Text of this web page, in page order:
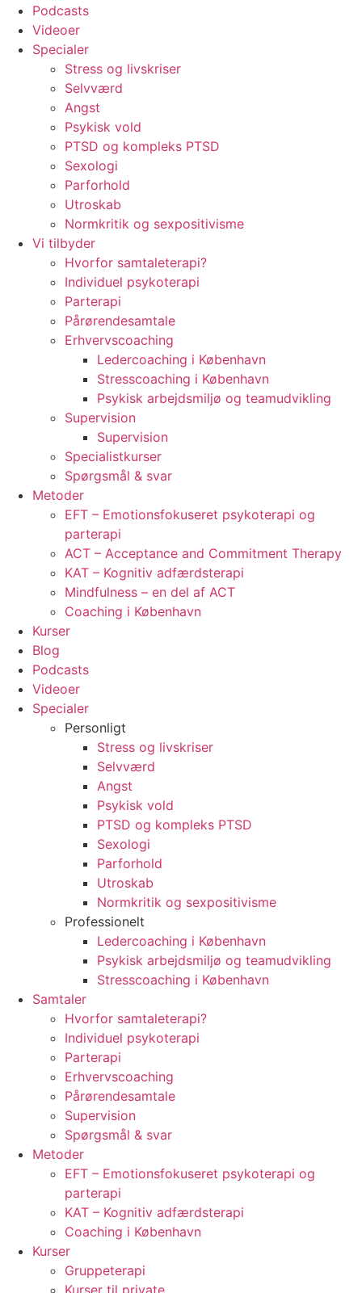
Podcasts
Videoer
Specialer
Stress og livskriser
Selvværd
Angst
Psykisk vold
PTSD og kompleks PTSD
Sexologi
Parforhold
Utroskab
Normkritik og sexpositivisme
Vi tilbyder
Hvorfor samtaleterapi?
Individuel psykoterapi
Parterapi
Pårørendesamtale
Erhvervscoaching
Ledercoaching i København
Stresscoaching i København
Psykisk arbejdsmiljø og teamudvikling
Supervision
Supervision
Specialistkurser
Spørgsmål & svar
Metoder
EFT – Emotionsfokuseret psykoterapi og
parterapi
ACT – Acceptance and Commitment Therapy
KAT – Kognitiv adfærdsterapi
Mindfulness – en del af ACT
Coaching i København
Kurser
Blog
Podcasts
Videoer
Specialer
Personligt
Stress og livskriser
Selvværd
Angst
Psykisk vold
PTSD og kompleks PTSD
Sexologi
Parforhold
Utroskab
Normkritik og sexpositivisme
Professionelt
Ledercoaching i København
Psykisk arbejdsmiljø og teamudvikling
Stresscoaching i København
Samtaler
Hvorfor samtaleterapi?
Individuel psykoterapi
Parterapi
Erhvervscoaching
Pårørendesamtale
Supervision
Spørgsmål & svar
Metoder
EFT – Emotionsfokuseret psykoterapi og
parterapi
KAT – Kognitiv adfærdsterapi
Coaching i København
Kurser
Gruppeterapi
Kurser til private